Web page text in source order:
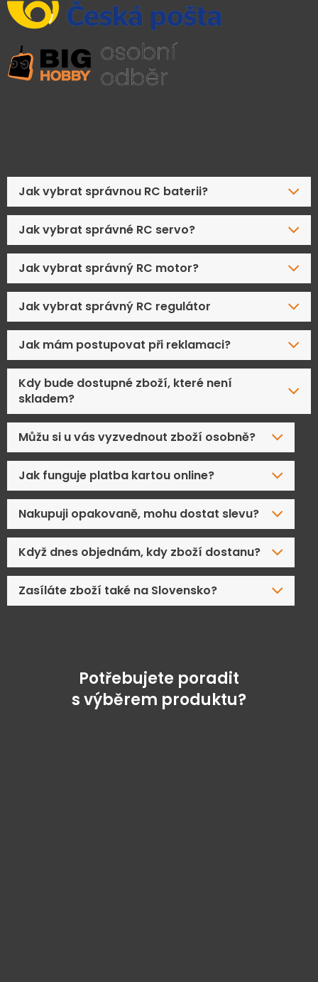
Jak vybrat správnou RC baterii?
Jak vybrat správné RC servo?
Jak vybrat správný RC motor?
Jak vybrat správný RC regulátor
Jak mám postupovat při reklamaci?
Kdy bude dostupné zboží, které není
skladem?
Můžu si u vás vyzvednout zboží osobně?
Jak funguje platba kartou online?
Nakupuji opakovaně, mohu dostat slevu?
Když dnes objednám, kdy zboží dostanu?
Zasíláte zboží také na Slovensko?
Potřebujete poradit
s výběrem produktu?